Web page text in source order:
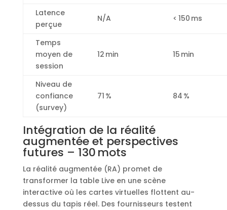
Latence
perçue
N/A < 150 ms
Temps
moyen de
session
12 min 15 min
Niveau de
confiance
(survey)
71 % 84 %
Intégration de la réalité
augmentée et perspectives
futures – 130 mots
La réalité augmentée (RA) promet de
transformer la table Live en une scène
interactive où les cartes virtuelles flottent au-
dessus du tapis réel. Des fournisseurs testent